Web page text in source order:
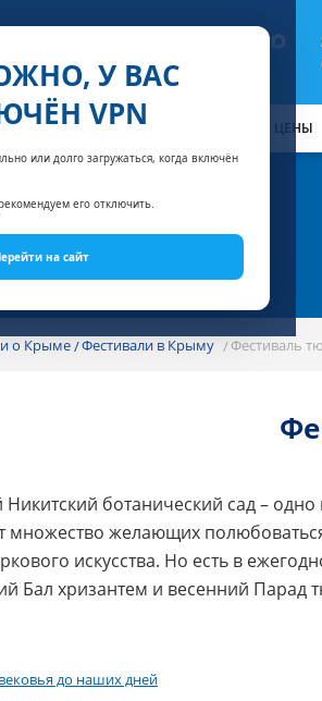
У ВАС
VPN
или долго загружаться, когда включён
его отключить.
на сайт
АКЦИИ НОМЕРА И ЦЕНЫ
о Крыме Фестивали в Крыму Фестиваль
Никитский ботанический сад –
множество желающих
искусства. Но есть в
Бал хризантем и весенний Парад
до наших дней